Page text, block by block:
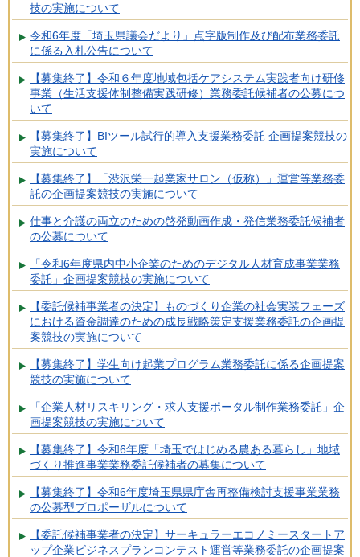
技の実施について
令和6年度「埼玉県議会だより」点字版制作及び配布業務委託
に係る入札公告について
【募集終了】令和６年度地域包括ケアシステム実践者向け研修
事業（生活支援体制整備実践研修）業務委託候補者の公募につ
いて
【募集終了】BIツール試行的導入支援業務委託 企画提案競技の
実施について
【募集終了】「渋沢栄一起業家サロン（仮称）」運営等業務委
託の企画提案競技の実施について
仕事と介護の両立のための啓発動画作成・発信業務委託候補者
の公募について
「令和6年度県内中小企業のためのデジタル人材育成事業業務
委託」企画提案競技の実施について
【委託候補事業者の決定】ものづくり企業の社会実装フェーズ
における資金調達のための成長戦略策定支援業務委託の企画提
案競技の実施について
【募集終了】学生向け起業プログラム業務委託に係る企画提案
競技の実施について
「企業人材リスキリング・求人支援ポータル制作業務委託」企
画提案競技の実施について
【募集終了】令和6年度「埼玉ではじめる農ある暮らし」地域
づくり推進事業業務委託候補者の募集について
【募集終了】令和6年度埼玉県県庁舎再整備検討支援事業業務
の公募型プロポーザルについて
【委託候補事業者の決定】サーキュラーエコノミースタートア
ップ企業ビジネスプランコンテスト運営等業務委託の企画提案